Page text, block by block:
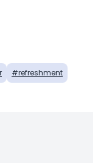
refreshment